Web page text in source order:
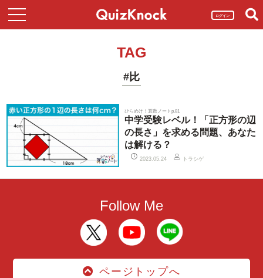
ログイン
TAG
#比
ひらめけ！算数ノートp.81
中学受験レベル！「正方形の辺
の長さ」を求める問題、あなた
は解ける？
2023.05.24 トラシゲ
Follow Me
ページトップへ